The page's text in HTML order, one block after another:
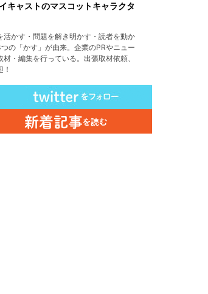
キャストのマスコットキャラクタ
活かす・問題を解き明かす・読者を動か
の「かす」が由来。企業のPRやニュー
材・編集を行っている。出張取材依頼、
！